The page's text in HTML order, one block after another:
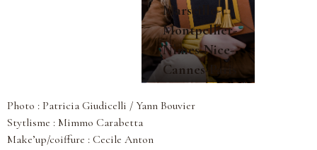
Marseille-
Montpellier-
Nîmes-Nice-
Cannes-Paris
Photo : Patricia Giudicelli / Yann Bouvier
Stytlisme : Mimmo Carabetta
Make’up/coiffure : Cecile Anton